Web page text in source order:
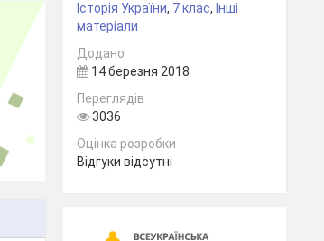
Історія України, 7 клас, Інші
матеріали
Додано
14 березня 2018
Переглядів
3036
Оцінка розробки
Відгуки відсутні